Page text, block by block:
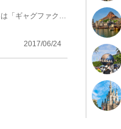
東京ディズニーランドのミッキーと仲間たちが住む街「トゥーンタウン」。そこには「ギャグファクトリー/...
2017/06/24